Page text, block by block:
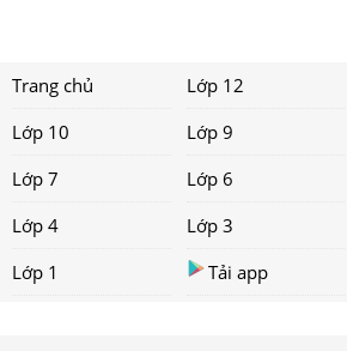
Trang chủ Lớp 12
Lớp 10
Lớp 9
Lớp 7
Lớp 6
Lớp 4
Lớp 3
Lớp 1
Tải app